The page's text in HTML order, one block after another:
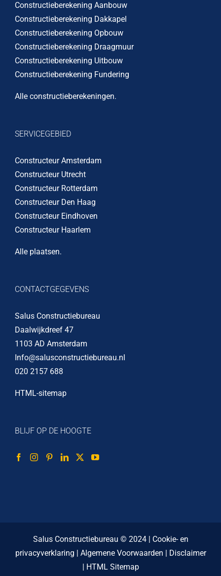
Constructieberekening Aanbouw
Constructieberekening Dakkapel
Constructieberekening Opbouw
Constructieberekening Draagmuur
Constructieberekening Uitbouw
Constructieberekening Fundering
Alle constructieberekeningen.
SERVICEGEBIED
Constructeur Amsterdam
Constructeur Utrecht
Constructeur Rotterdam
Constructeur Den Haag
Constructeur Eindhoven
Constructeur Haarlem
Alle plaatsen.
CONTACTGEGEVENS
Salus Constructiebureau
Daalwijkdreef 47
1103 AD Amsterdam
Info@salusconstructiebureau.nl
020 2157 688
HTML-sitemap
BLIJF OP DE HOOGTE
Salus Constructiebureau © 2024 | Cookie- en
privacyverklaring
Algemene Voorwaarden
Disclaimer
HTML Sitemap